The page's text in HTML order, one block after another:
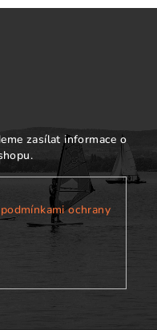
zasílat informace o
podmínkami ochrany